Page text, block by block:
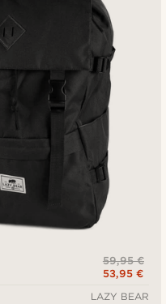
Più economici
Più costosi
59,95 €
53,95 €
LAZY BEAR